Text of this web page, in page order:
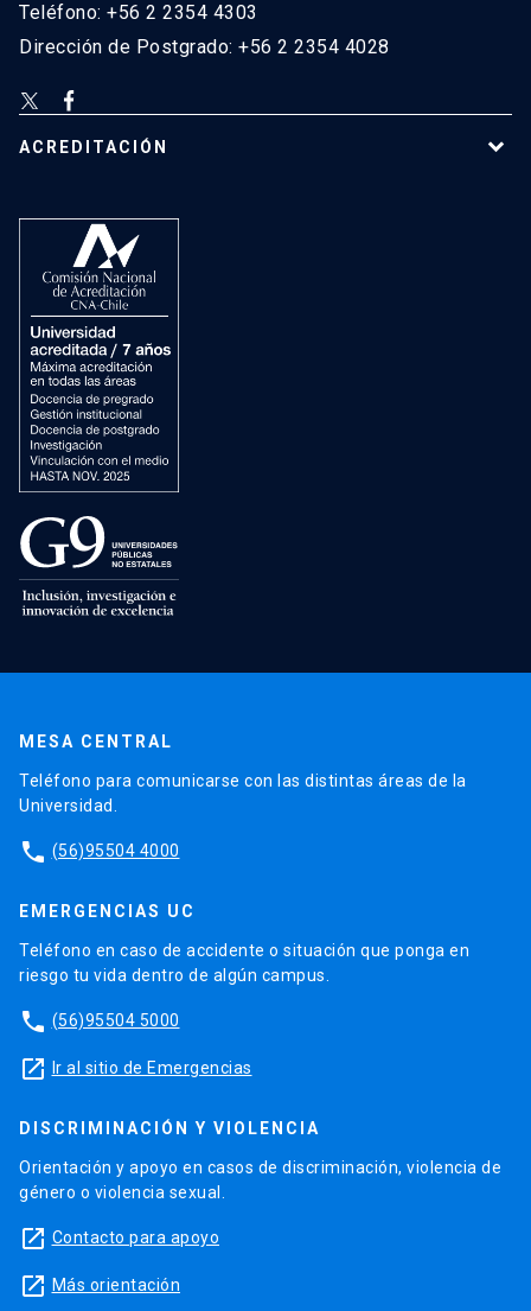
Teléfono: +56 2 2354 4303
Dirección de Postgrado: +56 2 2354 4028
ACREDITACIÓN
MESA CENTRAL
Teléfono para comunicarse con las distintas áreas de la
Universidad.
phone (56)95504 4000
EMERGENCIAS UC
Teléfono en caso de accidente o situación que ponga en
riesgo tu vida dentro de algún campus.
phone (56)95504 5000
launch Ir al sitio de Emergencias
DISCRIMINACIÓN Y VIOLENCIA
Orientación y apoyo en casos de discriminación, violencia de
género o violencia sexual.
launch Contacto para apoyo
launch Más orientación